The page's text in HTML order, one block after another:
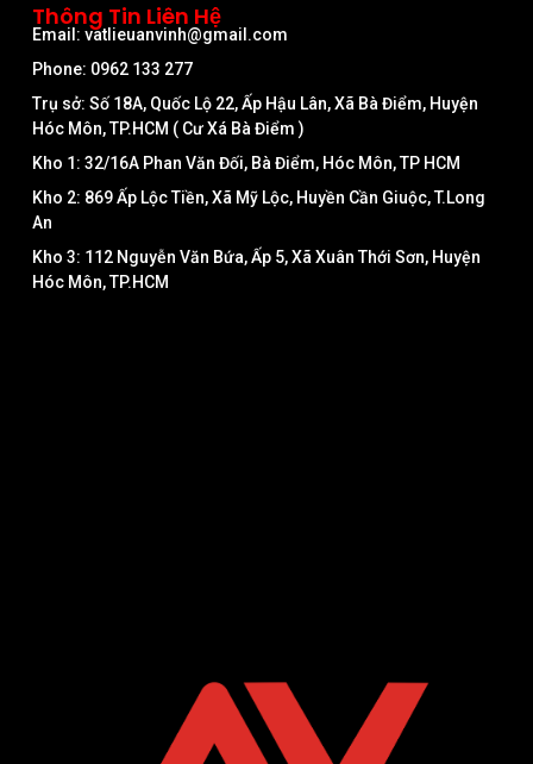
Thông Tin Liên Hệ
Email: vatlieuanvinh@gmail.com
Phone: 0962 133 277
Trụ sở: Số 18A, Quốc Lộ 22, Ấp Hậu Lân, Xã Bà Điểm, Huyện
Hóc Môn, TP.HCM ( Cư Xá Bà Điểm )
Kho 1: 32/16A Phan Văn Đối, Bà Điểm, Hóc Môn, TP HCM
Kho 2: 869 Ấp Lộc Tiền, Xã Mỹ Lộc, Huyền Cần Giuộc, T.Long
An
Kho 3: 112 Nguyễn Văn Bứa, Ấp 5, Xã Xuân Thới Sơn, Huyện
Hóc Môn, TP.HCM